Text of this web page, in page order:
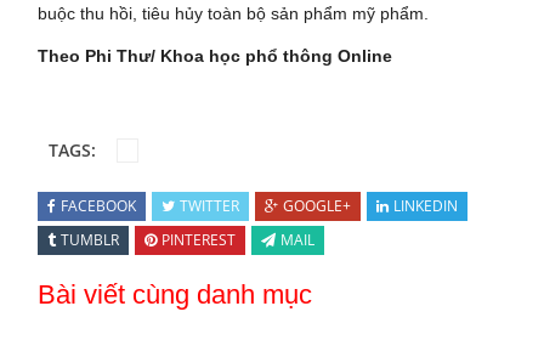
buộc thu hồi, tiêu hủy toàn bộ sản phẩm mỹ phẩm.
Theo Phi Thư/ Khoa học phổ thông Online
TAGS:
FACEBOOK TWITTER GOOGLE+
LINKEDIN
TUMBLR
PINTEREST MAIL
Bài viết cùng danh mục